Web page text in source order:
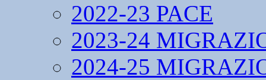
2022-23 PACE
2023-24
2024-25